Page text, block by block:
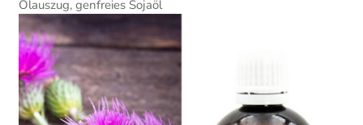
Ölauszug, genfreies Sojaöl